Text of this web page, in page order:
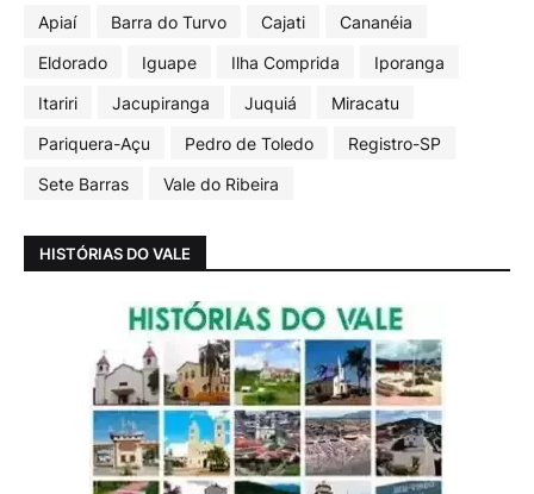
Apiaí Barra do Turvo Cajati
Cananéia
Eldorado
Iguape Ilha Comprida
Iporanga
Itariri
Jacupiranga Juquiá
Miracatu
Pariquera-Açu
Pedro de Toledo
Registro-SP
Sete Barras
Vale do Ribeira
HISTÓRIAS DO VALE